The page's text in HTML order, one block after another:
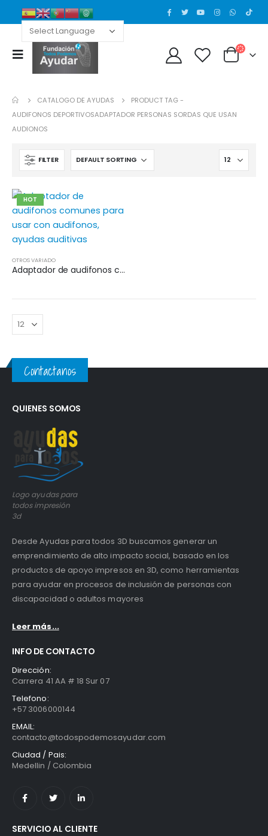
CATALOGO DE AYUDAS
PRODUCT TAG -
AUDIFONOS DEPORTIVOSADAPTADOR PERSONAS SORDAS QUE USAN
AUDIONOS
FILTER
HOT
OTROS VARIADO
Adaptador de audifonos comunes para usar con audifonos, ayudas auditivas
0 out of 5
Contactanos
QUIENES SOMOS
Logo ayudas para
todos impresión
3d
Desde Ayudas para todos 3D buscamos generar un
emprendimiento de alto impacto social, basado en los
productos de apoyo impresos en 3D, como herramientas
para ayudar en procesos de inclusión de personas con
discapacidad o adultos mayores
Leer más...
INFO DE CONTACTO
Dirección:
Carrera 41 AA # 18 Sur 07
Telefono:
+57 3006000144
EMAIL:
contacto@todospodemosayudar.com
Ciudad / Pais:
Medellin / Colombia
SERVICIO AL CLIENTE